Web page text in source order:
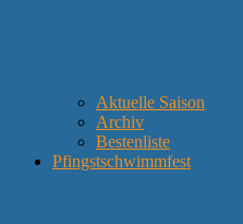
Aktuelle Saison
Archiv
Bestenliste
Pfingstschwimmfest